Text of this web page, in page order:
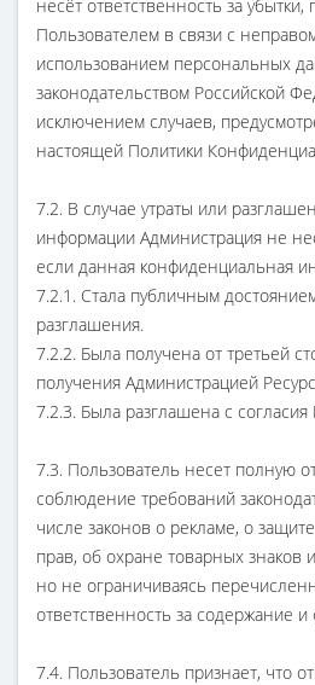
несёт ответственность за
Пользователем в связи с
использованием персональных
законодательством Российской
исключением случаев,
настоящей Политики
7.2. В случае утраты или
информации Администрация не
если данная конфиденциальная
7.2.1. Стала публичным
разглашения.
7.2.2. Была получена от третьей
получения Администрацией
7.2.3. Была разглашена с согласия
7.3. Пользователь несет полную
соблюдение требований
числе законов о рекламе, о
прав, об охране товарных знаков
но не ограничиваясь
ответственность за содержание
7.4. Пользователь признает, что